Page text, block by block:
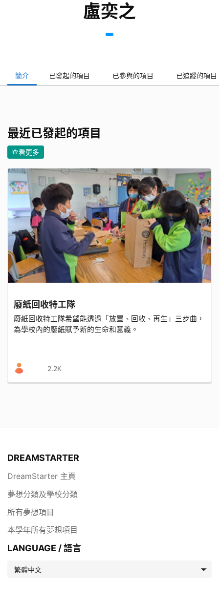
盧奕之
簡介 已發起的項目 已參與的項目 已追蹤的項目
最近已發起的項目
查看更多
廢紙回收特工隊
廢紙回收特工隊希望能透過「放置、回收、再生」三步曲，
為學校內的廢紙賦予新的生命和意義。
2.2K
DREAMSTARTER
DreamStarter 主頁
夢想分類及學校分類
所有夢想項目
本學年所有夢想項目
LANGUAGE / 語言